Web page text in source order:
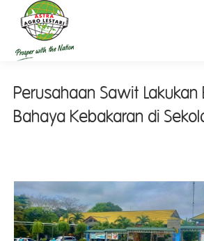
Perusahaan Sawit Lakukan
Bahaya Kebakaran di